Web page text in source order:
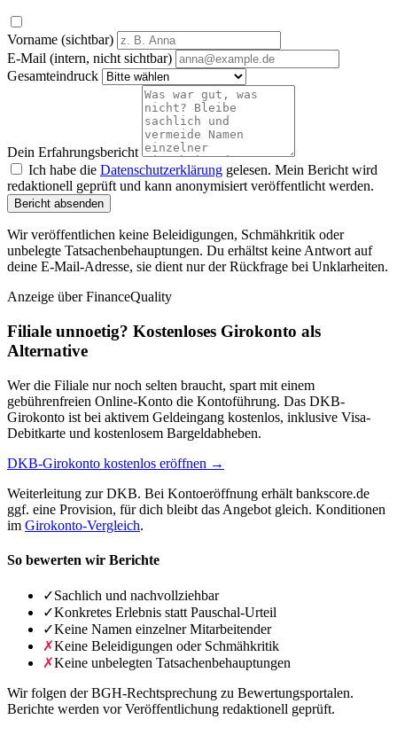
Vorname (sichtbar)
E-Mail (intern, nicht sichtbar)
Gesamteindruck
Dein Erfahrungsbericht
Ich habe die Datenschutzerklärung gelesen. Mein Bericht wird
redaktionell geprüft und kann anonymisiert veröffentlicht werden.
Bericht absenden
Wir veröffentlichen keine Beleidigungen, Schmähkritik oder
unbelegte Tatsachenbehauptungen. Du erhältst keine Antwort auf
deine E-Mail-Adresse, sie dient nur der Rückfrage bei Unklarheiten.
Anzeige über FinanceQuality
Filiale unnoetig? Kostenloses Girokonto als
Alternative
Wer die Filiale nur noch selten braucht, spart mit einem
gebührenfreien Online-Konto die Kontoführung. Das DKB-
Girokonto ist bei aktivem Geldeingang kostenlos, inklusive Visa-
Debitkarte und kostenlosem Bargeldabheben.
DKB-Girokonto kostenlos eröffnen →
Weiterleitung zur DKB. Bei Kontoeröffnung erhält bankscore.de
ggf. eine Provision, für dich bleibt das Angebot gleich. Konditionen
im Girokonto-Vergleich.
So bewerten wir Berichte
✓Sachlich und nachvollziehbar
✓Konkretes Erlebnis statt Pauschal-Urteil
✓Keine Namen einzelner Mitarbeitender
✗Keine Beleidigungen oder Schmähkritik
✗Keine unbelegten Tatsachenbehauptungen
Wir folgen der BGH-Rechtsprechung zu Bewertungsportalen.
Berichte werden vor Veröffentlichung redaktionell geprüft.